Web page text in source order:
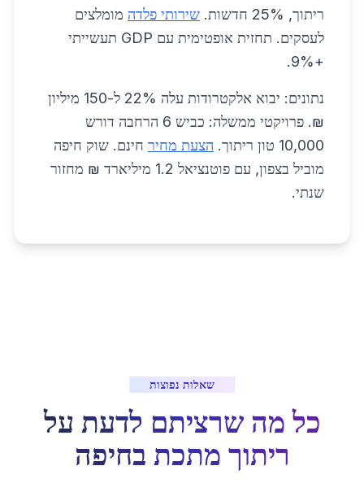
ריתוך, 25% חדשות.
שירותי פלדה מומלצים
לעסקים. תחזית אופטימית עם GDP תעשייתי
+9%.
נתונים: יבוא אלקטרודות עלה 22% ל-150 מיליון
₪. פרויקטי ממשלה: כביש 6 הרחבה דורש
10,000 טון ריתוך.
הצעת מחיר חינם. שוק חיפה
מוביל בצפון, עם פוטנציאל 1.2 מיליארד ₪ מחזור
שנתי.
שאלות נפוצות
כל מה שרציתם לדעת על
ריתוך מתכת בחיפה